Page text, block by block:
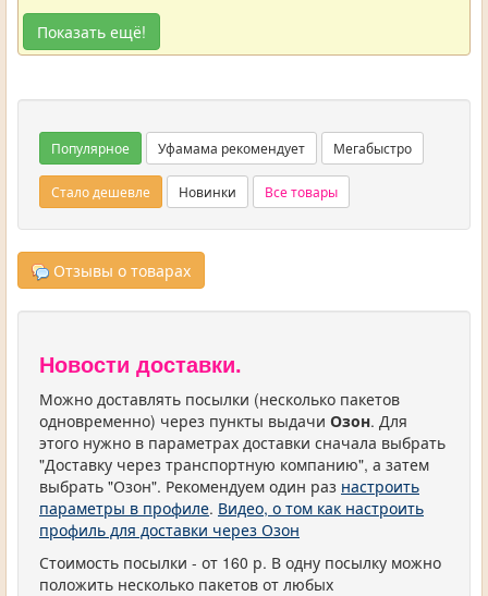
Показать ещё!
Популярное Уфамама рекомендует Мегабыстро
Стало дешевле Новинки Все товары
Отзывы о товарах
Новости доставки.
Можно доставлять посылки (несколько пакетов
одновременно) через пункты выдачи Озон. Для
этого нужно в параметрах доставки сначала выбрать
"Доставку через транспортную компанию", а затем
выбрать "Озон". Рекомендуем один раз настроить
параметры в профиле. Видео, о том как настроить
профиль для доставки через Озон
Стоимость посылки - от 160 р. В одну посылку можно
положить несколько пакетов от любых